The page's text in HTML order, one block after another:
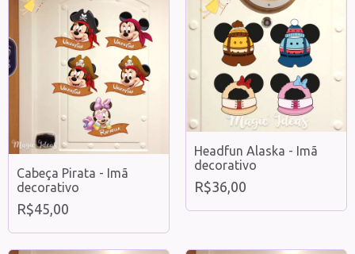
Cabeça Pirata - Imã
decorativo
R$45,00
Headfun Alaska - Imã
decorativo
R$36,00